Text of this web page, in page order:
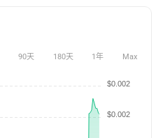
90天 180天 1年 Max
$0.002
$0.002